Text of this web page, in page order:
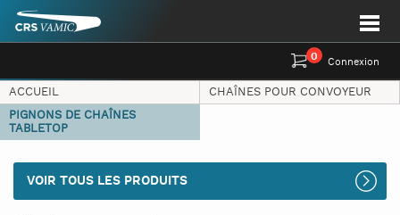
Connexion
0
ACCUEIL
CHAÎNES POUR CONVOYEUR
PIGNONS DE CHAÎNES
TABLETOP
VOIR TOUS LES PRODUITS